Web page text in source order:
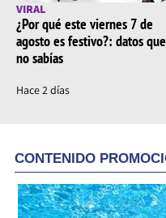
VIRAL
¿Por qué este viernes 7 de
agosto es festivo?: datos que
no sabías
Hace 2 días